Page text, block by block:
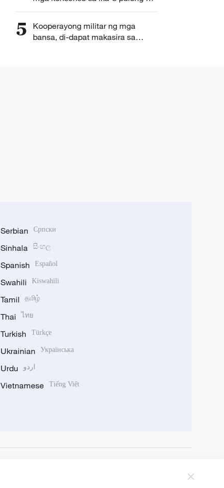
Mekanismo ng Konsultasyon
5
Kooperayong militar ng mga
bansa, di-dapat makasira sa
Serbian Српски
Sinhala සිංහල
Spanish Español
Swahili Kiswahili
Tamil தமிழ்
Thai ไทย
Turkish Türkçe
Ukrainian Українська
Urdu اردو
Vietnamese Tiếng Việt